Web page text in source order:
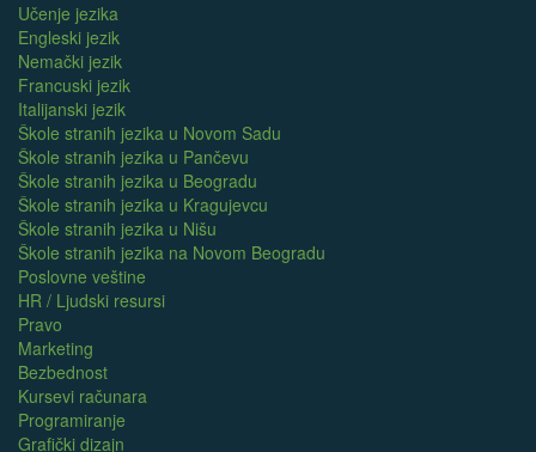
Učenje jezika
Engleski jezik
Nemački jezik
Francuski jezik
Italijanski jezik
Škole stranih jezika u Novom Sadu
Škole stranih jezika u Pančevu
Škole stranih jezika u Beogradu
Škole stranih jezika u Kragujevcu
Škole stranih jezika u Nišu
Škole stranih jezika na Novom Beogradu
Poslovne veštine
HR / Ljudski resursi
Pravo
Marketing
Bezbednost
Kursevi računara
Programiranje
Grafički dizajn